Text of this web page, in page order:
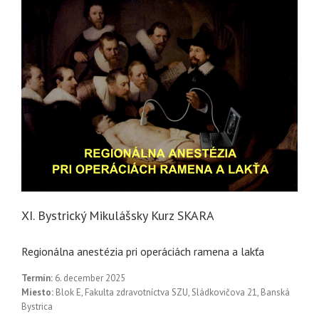
XI. Bystrický Mikulášsky Kurz SKARA
Regionálna anestézia pri operáciách ramena a lakťa
Termín: 6. december 2025
Miesto: Blok E, Fakulta zdravotníctva SZU, Sládkovičova 21, Banská
Bystrica